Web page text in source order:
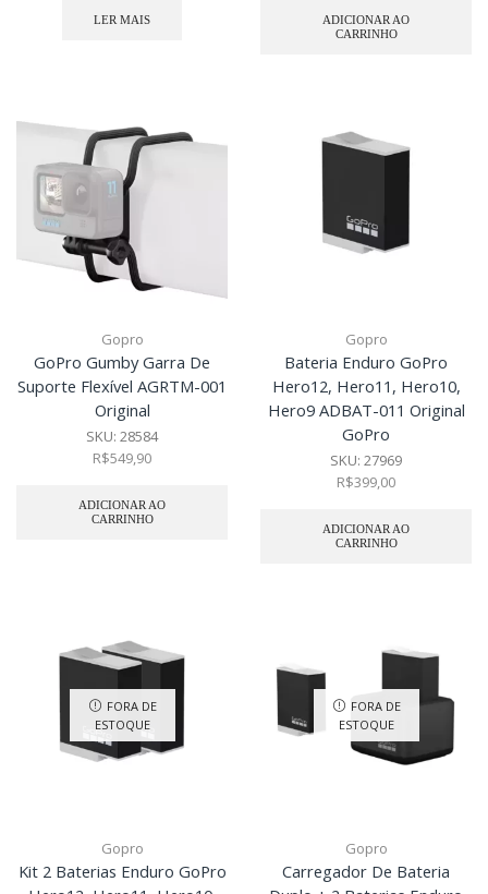
LER MAIS
ADICIONAR AO
CARRINHO
Gopro
GoPro Gumby Garra De
Suporte Flexível AGRTM-001
Original
SKU: 28584
R$549,90
ADICIONAR AO
CARRINHO
Gopro
Bateria Enduro GoPro
Hero12, Hero11, Hero10,
Hero9 ADBAT-011 Original
GoPro
SKU: 27969
R$399,00
ADICIONAR AO
CARRINHO
FORA DE
ESTOQUE
Gopro
Kit 2 Baterias Enduro GoPro
FORA DE
ESTOQUE
Gopro
Carregador De Bateria